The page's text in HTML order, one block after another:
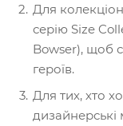
Для
серію Size
Bowser), щоб
героїв.
Для тих, хто
дизайнерські